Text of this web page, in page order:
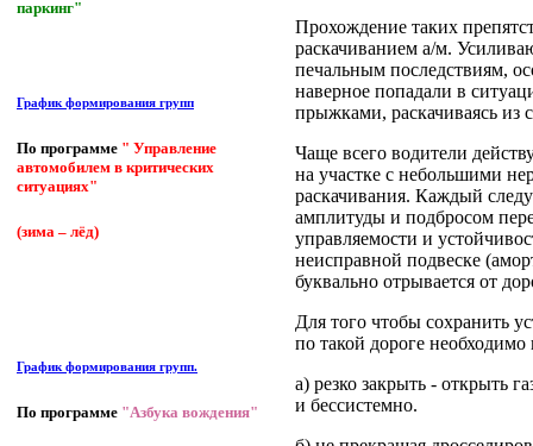
паркинг"
График формирования групп
По программе " Управление
автомобилем в критических
ситуациях"
(зима – лёд)
График формирования групп.
По программе "Азбука вождения"
Прохождение таких
раскачиванием а/м.
печальным последствиям,
наверное попадали в
прыжками, раскачиваясь из
Чаще всего водители
на участке с небольшими
раскачивания. Каждый
амплитуды и подбросом
управляемости и
неисправной подвеске
буквально отрывается от
Для того чтобы сохранить
по такой дороге
а) резко закрыть - открыть
и бессистемно.